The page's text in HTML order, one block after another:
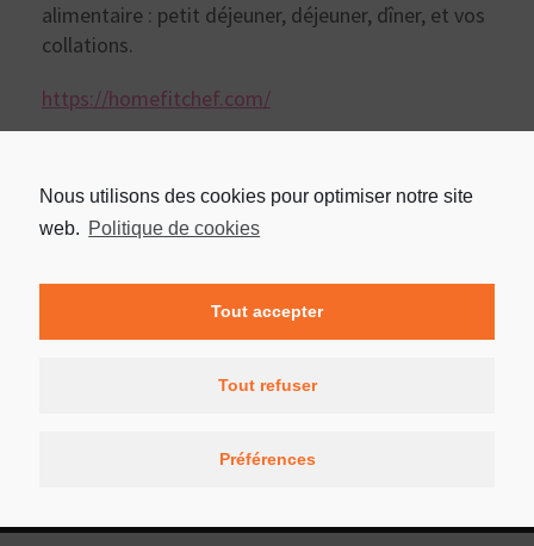
alimentaire : petit déjeuner, déjeuner, dîner, et vos
collations.
https://homefitchef.com/
Nous utilisons des cookies pour optimiser notre site
web. Politique de cookies
Tout accepter
Tout refuser
Préférences